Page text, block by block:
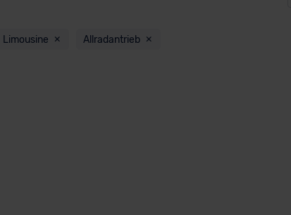
Limousine Allradantrieb